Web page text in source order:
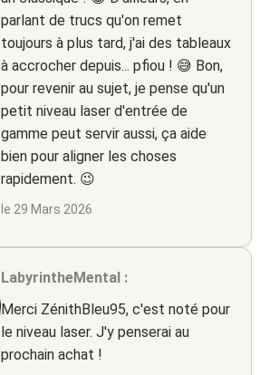
parlant de trucs qu'on remet
toujours à plus tard, j'ai des tableaux
à accrocher depuis... pfiou ! 😅 Bon,
pour revenir au sujet, je pense qu'un
petit niveau laser d'entrée de
gamme peut servir aussi, ça aide
bien pour aligner les choses
rapidement. 😉
le 29 Mars 2026
LabyrintheMental :
Merci ZénithBleu95, c'est noté pour
le niveau laser. J'y penserai au
prochain achat !